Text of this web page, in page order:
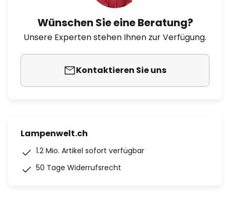
Wünschen Sie eine Beratung?
Unsere Experten stehen Ihnen zur Verfügung.
Kontaktieren Sie uns
Lampenwelt.ch
1.2 Mio. Artikel sofort verfügbar
50 Tage Widerrufsrecht